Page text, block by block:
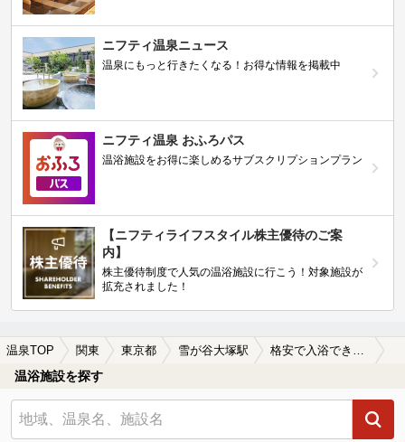
ニフティ温泉ニュース
温泉にもっと行きたくなる！お得な情報を掲載中
ニフティ温泉 おふろパス
温浴施設をお得に楽しめるサブスクリプションプラン
【ニフティライフスタイル株主優待のご案
内】
株主優待制度で人気の温浴施設に行こう！対象施設が
拡充されました！
温泉TOP 関東 東京都 雪が谷大塚駅
温浴施設を探す